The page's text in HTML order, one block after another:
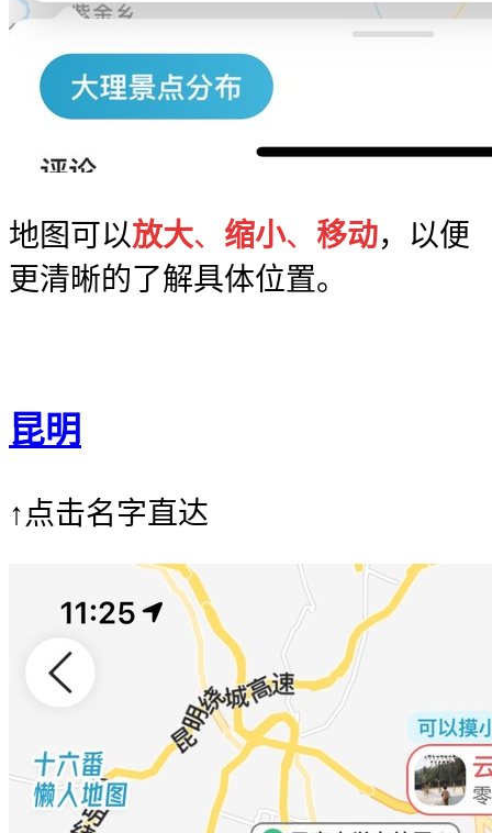
地图可以放大、 缩小、 移动，以便
更清晰的了解具体位置。
昆明
↑点击名字直达